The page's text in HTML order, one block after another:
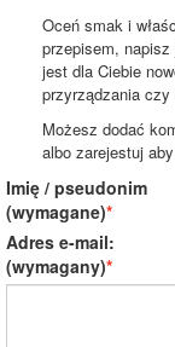
Oceń smak i
przepisem,
jest dla Ciebie
przyrządzania
Możesz dodać
albo zarejestuj
Imię / pseudonim
(wymagane)
Adres e-mail:
(wymagany)